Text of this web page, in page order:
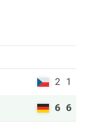
2 1
6 6